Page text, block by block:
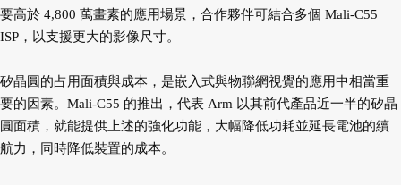
要高於 4,800 萬畫素的應用場景，合作夥伴可結合多個 Mali-C55
ISP，以支援更大的影像尺寸。
矽晶圓的占用面積與成本，是嵌入式與物聯網視覺的應用中相當重
要的因素。Mali-C55 的推出，代表 Arm 以其前代產品近一半的矽晶
圓面積，就能提供上述的強化功能，大幅降低功耗並延長電池的續
航力，同時降低裝置的成本。